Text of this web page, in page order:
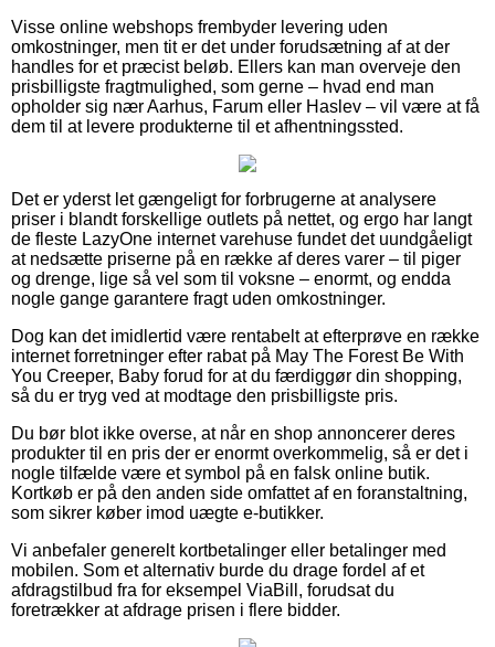
Visse online webshops frembyder levering uden
omkostninger, men tit er det under forudsætning af at der
handles for et præcist beløb. Ellers kan man overveje den
prisbilligste fragtmulighed, som gerne – hvad end man
opholder sig nær Aarhus, Farum eller Haslev – vil være at få
dem til at levere produkterne til et afhentningssted.
Det er yderst let gængeligt for forbrugerne at analysere
priser i blandt forskellige outlets på nettet, og ergo har langt
de fleste LazyOne internet varehuse fundet det uundgåeligt
at nedsætte priserne på en række af deres varer – til piger
og drenge, lige så vel som til voksne – enormt, og endda
nogle gange garantere fragt uden omkostninger.
Dog kan det imidlertid være rentabelt at efterprøve en række
internet forretninger efter rabat på May The Forest Be With
You Creeper, Baby forud for at du færdiggør din shopping,
så du er tryg ved at modtage den prisbilligste pris.
Du bør blot ikke overse, at når en shop annoncerer deres
produkter til en pris der er enormt overkommelig, så er det i
nogle tilfælde være et symbol på en falsk online butik.
Kortkøb er på den anden side omfattet af en foranstaltning,
som sikrer køber imod uægte e-butikker.
Vi anbefaler generelt kortbetalinger eller betalinger med
mobilen. Som et alternativ burde du drage fordel af et
afdragstilbud fra for eksempel ViaBill, forudsat du
foretrækker at afdrage prisen i flere bidder.